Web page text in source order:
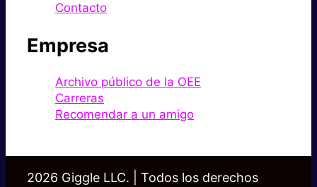
Contacto
Empresa
Archivo público de la OEE
Carreras
Recomendar a un amigo
2026 Giggle LLC. | Todos los derechos